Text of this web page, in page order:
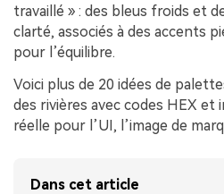
travaillé » : des bleus froids et
clarté, associés à des accents
pour l’équilibre.
Voici plus de 20 idées de
des rivières avec codes HEX et
réelle pour l’UI, l’image de
Dans cet article